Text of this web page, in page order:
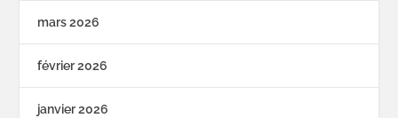
mars 2026
février 2026
janvier 2026